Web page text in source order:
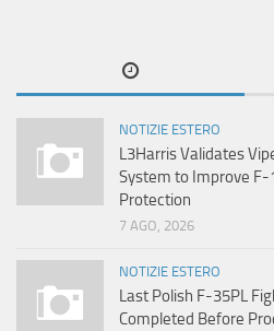
NOTIZIE ESTERO
L3Harris Validates
System to Improve
Protection
7 AGO, 2026
NOTIZIE ESTERO
Last Polish F-35PL
Completed Before